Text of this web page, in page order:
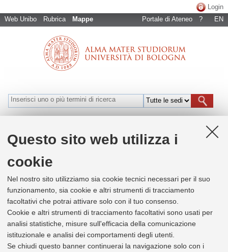
Questo sito web utilizza i
cookie
Nel nostro sito utilizziamo sia cookie tecnici necessari per il suo
funzionamento, sia cookie e altri strumenti di tracciamento
facoltativi che potrai attivare solo con il tuo consenso.
Cookie e altri strumenti di tracciamento facoltativi sono usati per
analisi statistiche, misure sull'efficacia della comunicazione
istituzionale e analisi dei comportamenti degli utenti.
Se chiudi questo banner continuerai la navigazione solo con i
Web Unibo Rubrica Mappe
Login
Portale di Ateneo
? EN
Bologna Ravenna Rimini
Naviga per luoghi
ACCE - Area di Campus di Cesena
Via dell' Università 50 - 47521 Cesena
×
+
−